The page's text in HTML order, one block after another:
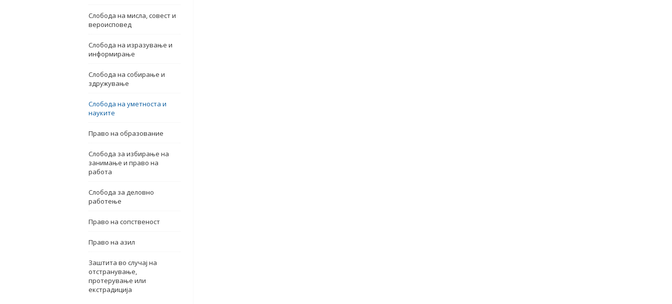
Слобода на мисла, совест и
вероисповед
Слобода на изразување и
информирање
Слобода на собирање и
здружување
Слобода на уметноста и
науките
Право на образование
Слобода за избирање на
занимање и право на
работа
Слобода за деловно
работење
Право на сопственост
Право на азил
Заштита во случај на
отстранување,
протерување или
екстрадиција